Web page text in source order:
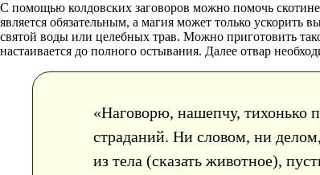
С помощью колдовских заговоров можно помочь
является обязательным, а магия может только ускорить
святой воды или целебных трав. Можно приготовить
настаивается до полного остывания. Далее отвар
«Наговорю, нашепчу, тихонько
страданий. Ни словом, ни
из тела (сказать животное),